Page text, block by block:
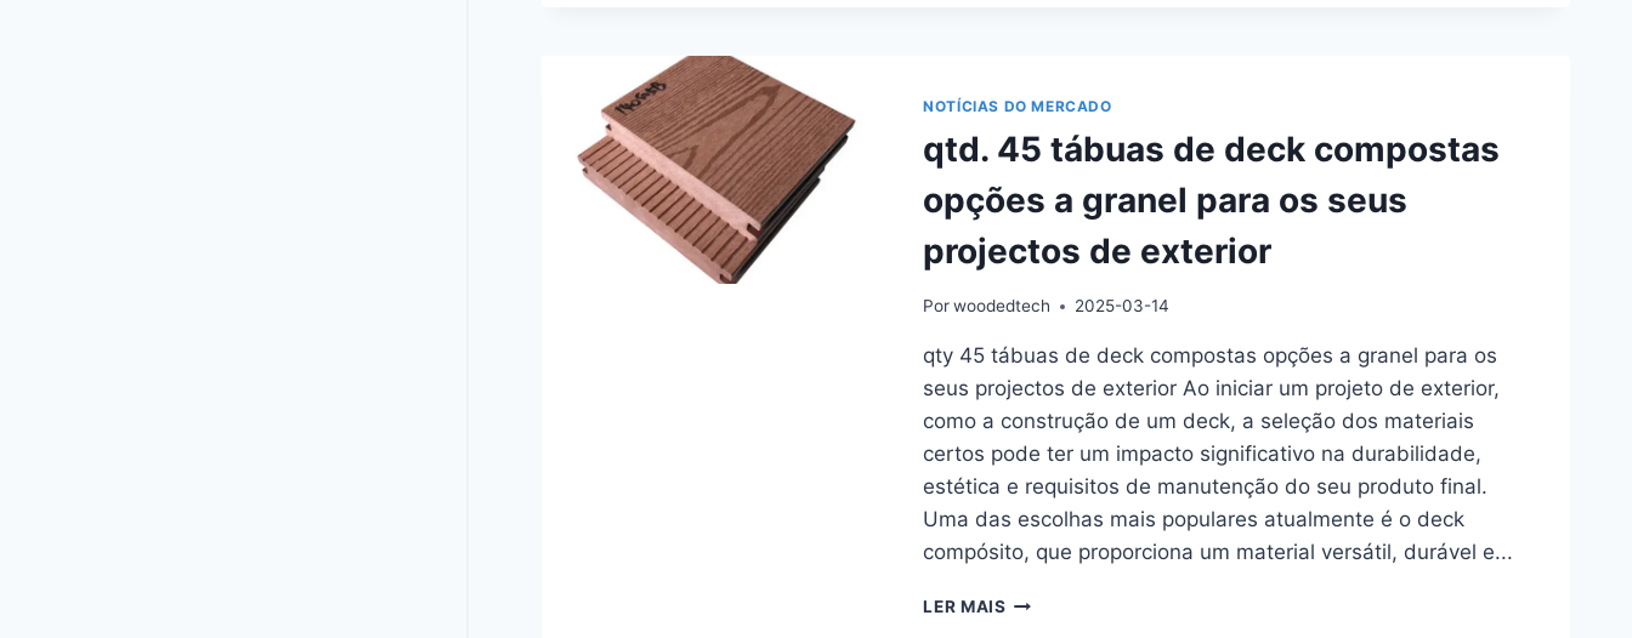
PÉS
FIÁVEIS
OS
ESPAÇOS
NOTÍCIAS DO MERCADO
qtd. 45 tábuas de deck compostas
opções a granel para os seus
projectos de exterior
Por woodedtech 2025-03-14
qty 45 tábuas de deck compostas opções a granel para os
seus projectos de exterior Ao iniciar um projeto de exterior,
como a construção de um deck, a seleção dos materiais
certos pode ter um impacto significativo na durabilidade,
estética e requisitos de manutenção do seu produto final.
Uma das escolhas mais populares atualmente é o deck
compósito, que proporciona um material versátil, durável e...
LER MAIS QTD.